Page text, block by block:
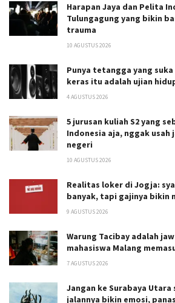
Harapan Jaya dan Pelita
Tulungagung yang bikin
trauma
10 AGUSTUS 2026
Punya tetangga yang
keras itu adalah ujian
4 AGUSTUS 2026
5 jurusan kuliah S2 yang
Indonesia aja, nggak usah
negeri
10 AGUSTUS 2026
Realitas loker di Jogja:
banyak, tapi gajinya bikin
9 AGUSTUS 2026
Warung Tacibay adalah
mahasiswa Malang
7 AGUSTUS 2026
Jangan ke Surabaya
jalannya bikin emosi,